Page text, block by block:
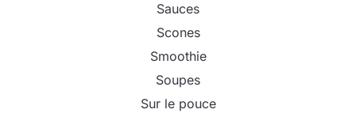
Sauces
Scones
Smoothie
Soupes
Sur le pouce